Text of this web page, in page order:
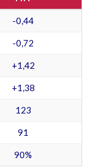
-0,44
-0,72
+1,42
+1,38
123
91
90%